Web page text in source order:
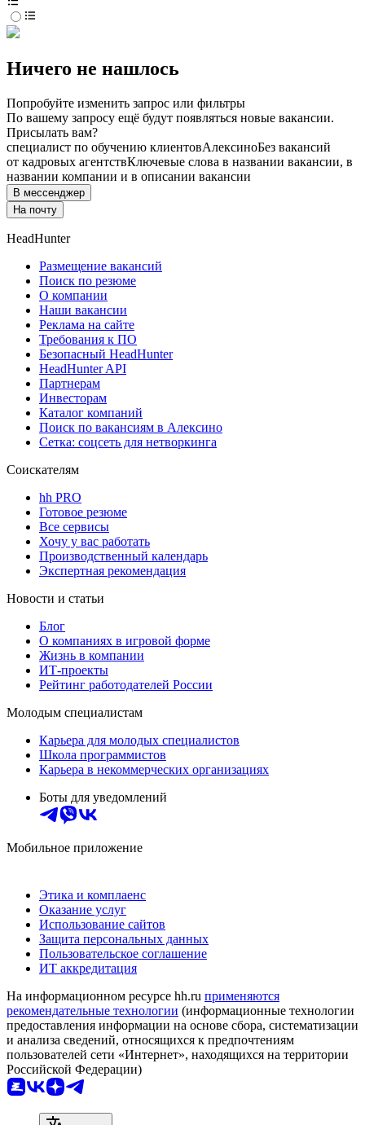
Ничего не нашлось
Попробуйте изменить запрос или фильтры
По вашему запросу ещё будут появляться новые вакансии.
Присылать вам?
специалист по обучению клиентовАлексиноБез вакансий
от кадровых агентствКлючевые слова в названии вакансии, в
названии компании и в описании вакансии
В мессенджер
На почту
HeadHunter
Размещение вакансий
Поиск по резюме
О компании
Наши вакансии
Реклама на сайте
Требования к ПО
Безопасный HeadHunter
HeadHunter API
Партнерам
Инвесторам
Каталог компаний
Поиск по вакансиям в Алексино
Сетка: соцсеть для нетворкинга
Соискателям
hh PRO
Готовое резюме
Все сервисы
Хочу у вас работать
Производственный календарь
Экспертная рекомендация
Новости и статьи
Блог
О компаниях в игровой форме
Жизнь в компании
ИТ-проекты
Рейтинг работодателей России
Молодым специалистам
Карьера для молодых специалистов
Школа программистов
Карьера в некоммерческих организациях
Боты для уведомлений
Мобильное приложение
Этика и комплаенс
Оказание услуг
Использование сайтов
Защита персональных данных
Пользовательское соглашение
ИТ аккредитация
На информационном ресурсе hh.ru применяются
рекомендательные технологии (информационные технологии
предоставления информации на основе сбора, систематизации
и анализа сведений, относящихся к предпочтениям
пользователей сети «Интернет», находящихся на территории
Российской Федерации)